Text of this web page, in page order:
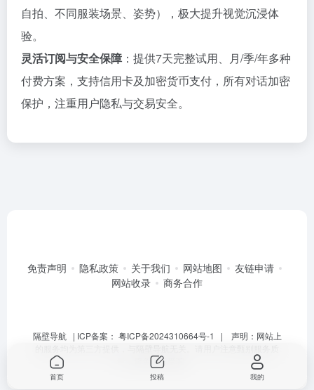
自拍、不同服装场景、姿势），极大提升视觉沉浸体
验。
灵活订阅与安全保障 ：提供7天完整试用、月/季/年多种
付费方案，支持信用卡及加密货币支付，所有对话加密
保护，注重用户隐私与交易安全。
免责声明 隐私政策 关于我们 网站地图
友链申请
网站收录
商务合作
隔壁导航| ICP备案： 粤ICP备2024310664号-1 | 声明：网站上
量，避免上当受骗。
首页 投稿 我的